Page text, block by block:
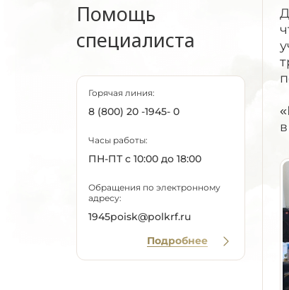
Помощь
специалиста
Горячая линия:
8 (800) 20 -1945- 0
Часы работы:
ПН-ПТ с 10:00 до 18:00
Обращения по электронному
адресу:
1945poisk@polkrf.ru
Подробнее